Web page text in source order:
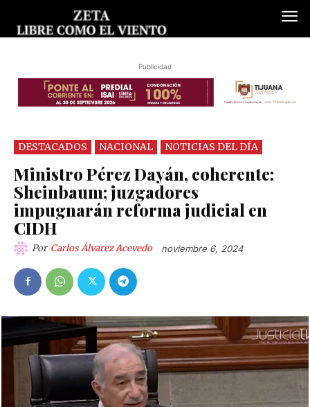
Publicidad
DESTACADOS NACIONAL NOTICIAS DEL DÍA
Ministro Pérez Dayán, coherente:
Sheinbaum; juzgadores
impugnarán reforma judicial en
CIDH
Por Carlos Álvarez Acevedo noviembre 6, 2024